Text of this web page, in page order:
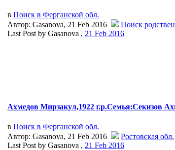
в Поиск в Ферганской обл.
Автор: Gasanova, 21 Feb 2016
Поиск
Last Post by Gasanova , 21 Feb 2016
Ахмедов Мирзакул,1922 г.р.Семья:Секизов
в Поиск в Ферганской обл.
Автор: Gasanova, 21 Feb 2016
Ростовская обл.
Last Post by Gasanova , 21 Feb 2016